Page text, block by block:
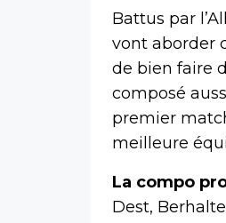
Battus par
vont aborder
de bien faire
composé
premier
meilleure
La compo
Dest,